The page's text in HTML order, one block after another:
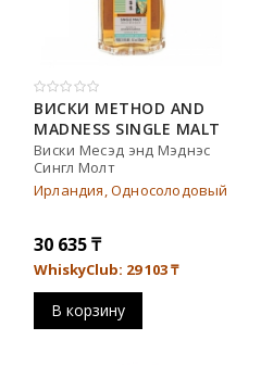
ВИСКИ METHOD AND
MADNESS SINGLE MALT
46% (0,7L)
Виски Месэд энд Мэднэс
Сингл Молт
Ирландия, Односолодовый
30 635₸
WhiskyClub: 29 103₸
В корзину